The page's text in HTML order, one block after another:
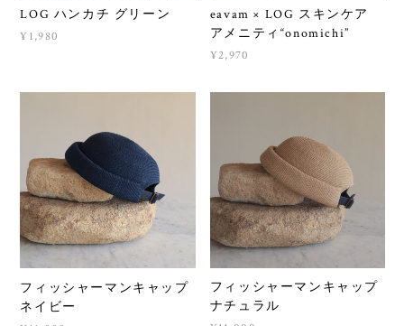
LOG ハンカチ グリーン
¥1,980
eavam × LOG スキンケア
アメニティ“onomichi”
¥2,970
フィッシャーマンキャップ
ネイビー
フィッシャーマンキャップ
ナチュラル